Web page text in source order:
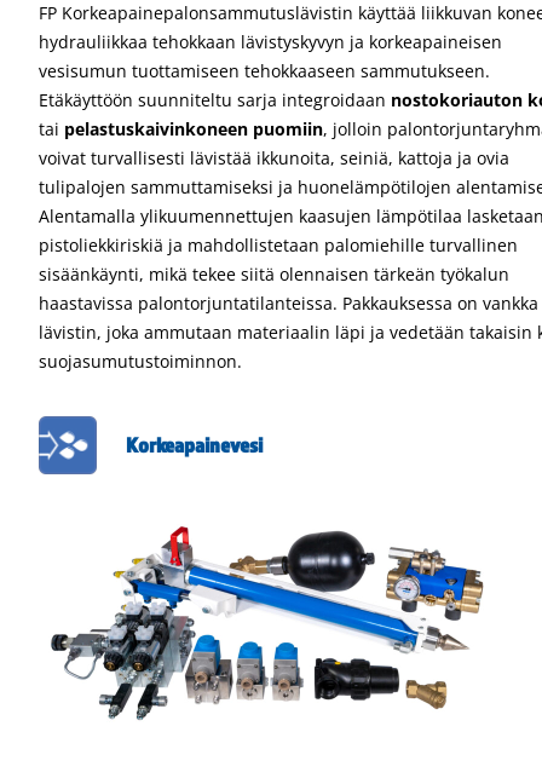
FP Korkeapainepalonsammutuslävistin käyttää liikkuvan
hydrauliikkaa tehokkaan lävistyskyvyn ja korkeapaineisen
vesisumun tuottamiseen tehokkaaseen sammutukseen.
Etäkäyttöön suunniteltu sarja integroidaan nostokoriauton
tai pelastuskaivinkoneen puomiin, jolloin
voivat turvallisesti lävistää ikkunoita, seiniä, kattoja ja ovia
tulipalojen sammuttamiseksi ja huonelämpötilojen
Alentamalla ylikuumennettujen kaasujen lämpötilaa
pistoliekkiriskiä ja mahdollistetaan palomiehille turvallinen
sisäänkäynti, mikä tekee siitä olennaisen tärkeän työkalun
haastavissa palontorjuntatilanteissa. Pakkauksessa on vankka
lävistin, joka ammutaan materiaalin läpi ja vedetään takaisin
suojasumutustoiminnon.
Korkeapainevesi